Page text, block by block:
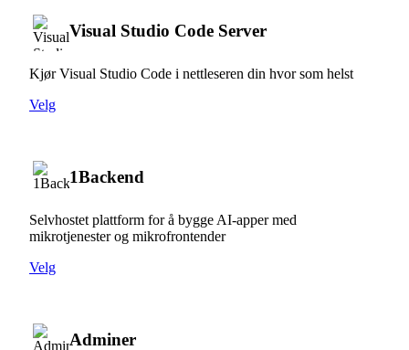
Visual Studio Code Server
Kjør Visual Studio Code i nettleseren din hvor som helst
Velg
1Backend
Selvhostet plattform for å bygge AI-apper med
mikrotjenester og mikrofrontender
Velg
Adminer